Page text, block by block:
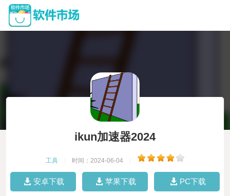
ikun加速器2024
工具 时间：2024-06-04
安卓下载 苹果下载 PC下载